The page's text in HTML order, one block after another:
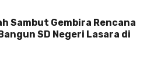
Sambut Gembira Rencana
SD Negeri Lasara di